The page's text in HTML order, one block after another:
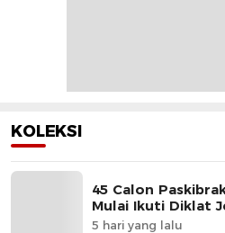
KOLEKSI
45 Calon
Mulai Ikuti Diklat
5 hari yang lalu